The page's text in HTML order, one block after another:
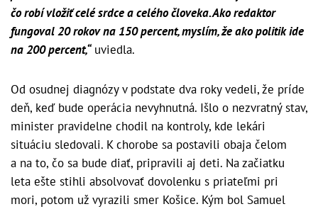
čo robí vložiť celé srdce a celého človeka. Ako redaktor
fungoval 20 rokov na 150 percent, myslím, že ako politik ide
na 200 percent,“uviedla.
Od osudnej diagnózy v podstate dva roky vedeli, že príde
deň, keď bude operácia nevyhnutná. Išlo o nezvratný stav,
minister pravidelne chodil na kontroly, kde lekári
situáciu sledovali. K chorobe sa postavili obaja čelom
a na to, čo sa bude diať, pripravili aj deti. Na začiatku
leta ešte stihli absolvovať dovolenku s priateľmi pri
mori, potom už vyrazili smer Košice. Kým bol Samuel